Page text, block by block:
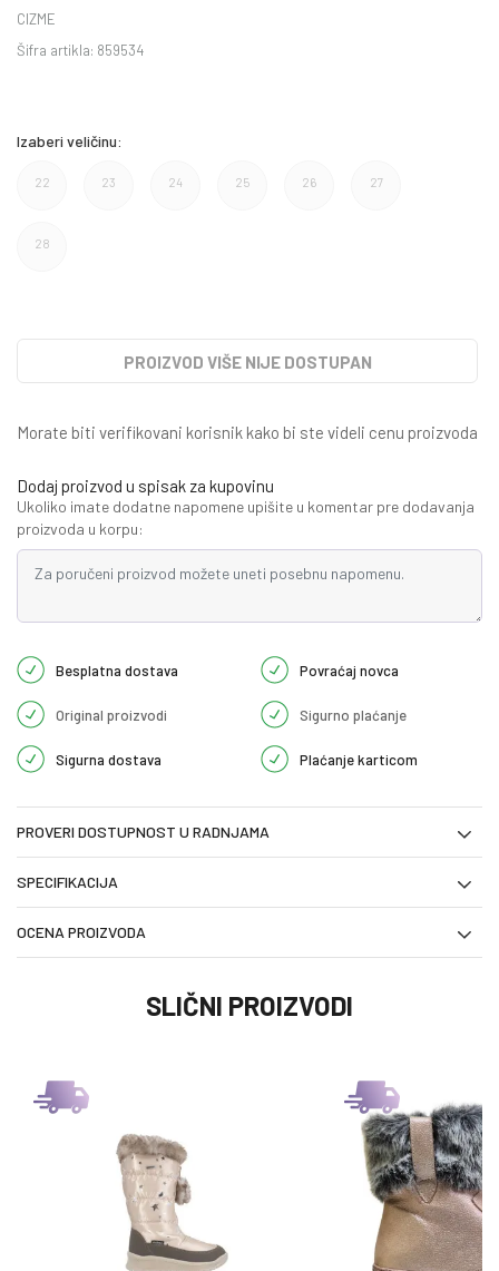
CIZME
Šifra artikla: 859534
Izaberi veličinu:
22 23 24 25 26 27
28
PROIZVOD VIŠE NIJE DOSTUPAN
Morate biti verifikovani korisnik kako bi ste videli cenu proizvoda
Dodaj proizvod u spisak za kupovinu
Ukoliko imate dodatne napomene upišite u komentar pre dodavanja
proizvoda u korpu:
Besplatna dostava Povraćaj novca
Original proizvodi Sigurno plaćanje
Sigurna dostava Plaćanje karticom
PROVERI DOSTUPNOST U RADNJAMA
SPECIFIKACIJA
OCENA PROIZVODA
SLIČNI PROIZVODI